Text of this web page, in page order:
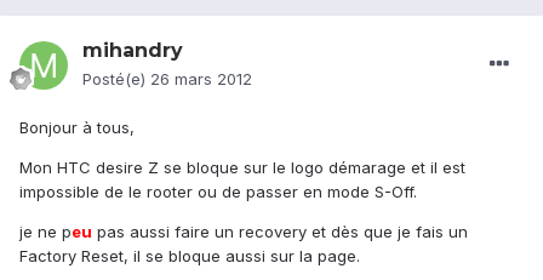
mihandry
Posté(e) 26 mars 2012
Bonjour à tous,
Mon HTC desire Z se bloque sur le logo démarage et il est
impossible de le rooter ou de passer en mode S-Off.
je ne peu pas aussi faire un recovery et dès que je fais un
Factory Reset, il se bloque aussi sur la page.